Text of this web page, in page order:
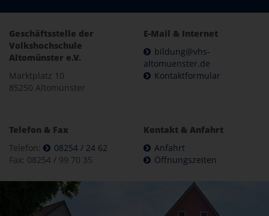
Geschäftsstelle der
Volkshochschule
Altomünster e.V.
Marktplatz 10
85250 Altomünster
E-Mail & Internet
bildung@vhs-
altomuenster.de
Kontaktformular
Telefon & Fax
Telefon:
08254 / 24 62
Fax: 08254 / 99 70 35
Kontakt & Anfahrt
Anfahrt
Öffnungszeiten